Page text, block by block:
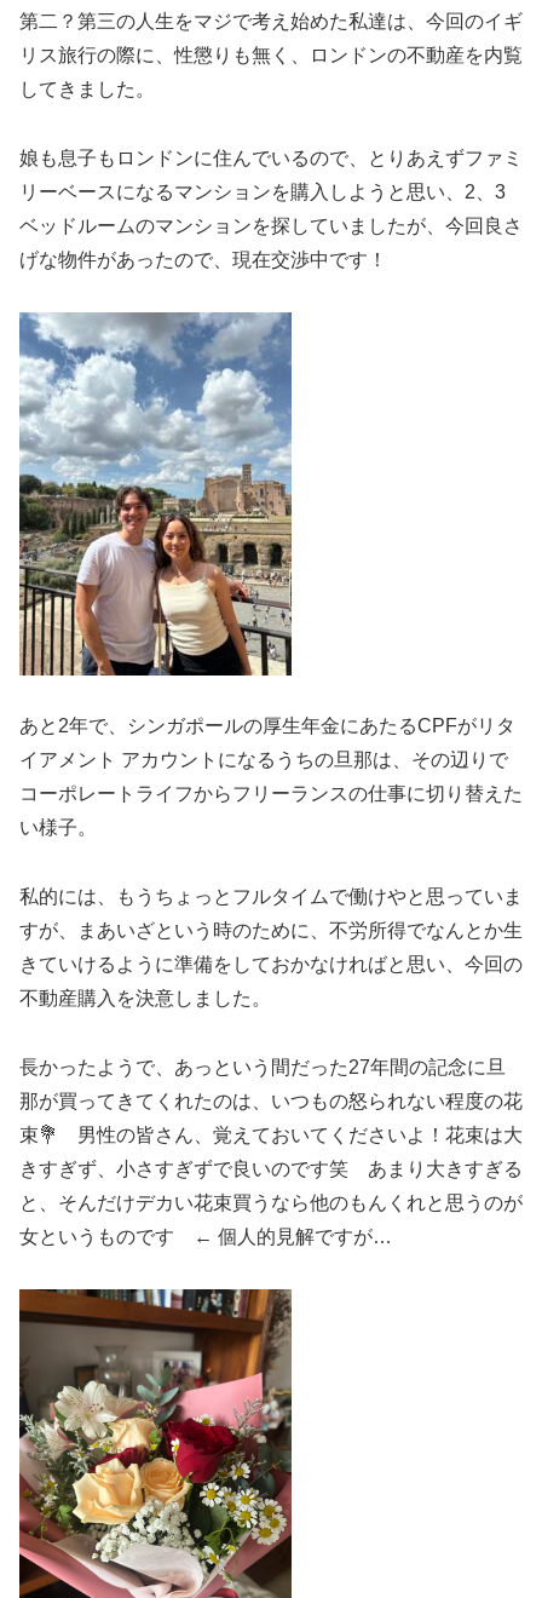
第二？第三の人生をマジで考え始めた私達は、今回のイギ
リス旅行の際に、性懲りも無く、ロンドンの不動産を内覧
してきました。
娘も息子もロンドンに住んでいるので、とりあえずファミ
リーベースになるマンションを購入しようと思い、2、3
ベッドルームのマンションを探していましたが、今回良さ
げな物件があったので、現在交渉中です！
あと2年で、シンガポールの厚生年金にあたるCPFがリタ
イアメント アカウントになるうちの旦那は、その辺りで
コーポレートライフからフリーランスの仕事に切り替えた
い様子。
私的には、もうちょっとフルタイムで働けやと思っていま
すが、まあいざという時のために、不労所得でなんとか生
きていけるように準備をしておかなければと思い、今回の
不動産購入を決意しました。
長かったようで、あっという間だった27年間の記念に旦
那が買ってきてくれたのは、いつもの怒られない程度の花
束💐 男性の皆さん、覚えておいてくださいよ！花束は大
きすぎず、小さすぎずで良いのです笑 あまり大きすぎる
と、そんだけデカい花束買うなら他のもんくれと思うのが
女というものです ← 個人的見解ですが…